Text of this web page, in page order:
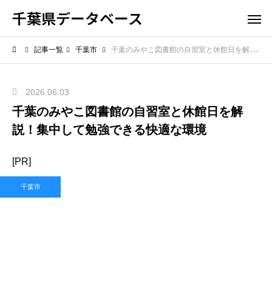
千葉県データベース
記事一覧 千葉市 千葉のみやこ図書館の自習室と休館日を解説！集中して勉強できる快適な環境
2026.06.03
千葉のみやこ図書館の自習室と休館日を解
説！集中して勉強できる快適な環境
[PR]
千葉市